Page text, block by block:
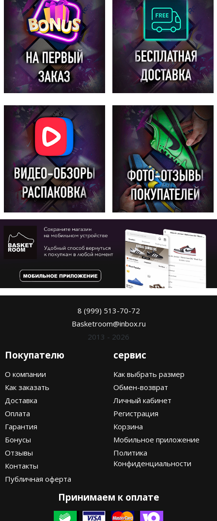
8 (999) 513-70-72
Basketroom@inbox.ru
2013 - 2026
Покупателю
О компании
Как заказать
Доставка
Оплата
Гарантия
Бонусы
Отзывы
Контакты
Публичная оферта
сервис
Как выбрать размер
Обмен-возврат
Личный кабинет
Регистрация
Корзина
Мобильное приложение
Политика
Конфиденциальности
Принимаем к оплате